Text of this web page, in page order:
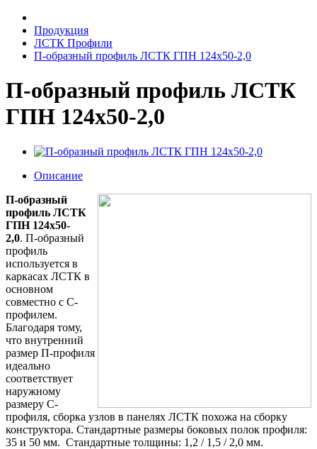
Продукция
ЛСТК Профили
П-образный профиль ЛСТК ГПН 124x50-2,0
П-образный профиль ЛСТК
ГПН 124x50-2,0
Описание
П-образный
профиль ЛСТК
ГПН 124x50-
2,0. П-образный
профиль
используется в
каркасах ЛСТК в
основном
совместно с С-
профилем.
Благодаря тому,
что внутренний
размер П-профиля
идеально
соответствует
наружному
размеру С-
профиля, сборка узлов в панелях ЛСТК похожа на сборку
конструктора. Стандартные размеры боковых полок профиля:
35 и 50 мм. Стандартные толщины: 1,2 / 1,5 / 2,0 мм.